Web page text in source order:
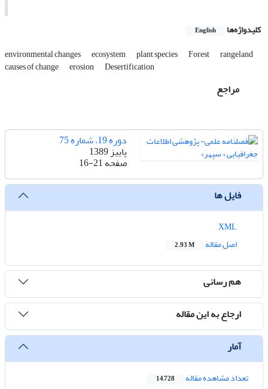
کلیدواژه‌ها English
environmental changes ecosystem plant species Forest rangeland
causes of change erosion Desertification
مراجع
دوره 19، شماره 75
پاییز 1389
صفحه16-21
فایل ها
اصل مقاله
2.93 M
هم رسانی
ارجاع به این مقاله
آمار
تعداد مشاهده مقاله 14,728